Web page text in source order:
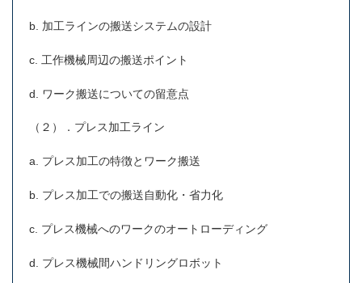
b. 加工ラインの搬送システムの設計
c. 工作機械周辺の搬送ポイント
d. ワーク搬送についての留意点
（２）．プレス加工ライン
a. プレス加工の特徴とワーク搬送
b. プレス加工での搬送自動化・省力化
c. プレス機械へのワークのオートローディング
d. プレス機械間ハンドリングロボット